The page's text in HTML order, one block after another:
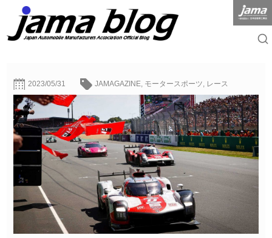
2023/05/31 JAMAGAZINE モータースポーツ レース